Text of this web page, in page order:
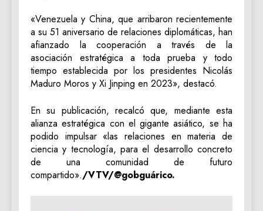
«Venezuela y China, que arribaron recientemente
a su 51 aniversario de relaciones diplomáticas, han
afianzado la cooperación a través de la
asociación estratégica a toda prueba y todo
tiempo establecida por los presidentes Nicolás
Maduro Moros y Xi Jinping en 2023», destacó.
En su publicación, recalcó que, mediante esta
alianza estratégica con el gigante asiático, se ha
podido impulsar «las relaciones en materia de
ciencia y tecnología, para el desarrollo concreto
de una comunidad de futuro
compartido»./VTV/@gobguárico.